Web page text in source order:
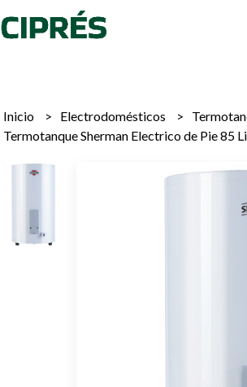
Inicio Electrodomésticos
Termotanque Sherman Electrico de Pie 85